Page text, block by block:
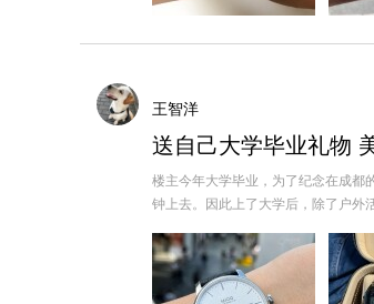
王智洋
送自己大学毕业礼物
楼主今年大学毕业，为了纪念在成都
钟上去。因此上了大学后，除了户外